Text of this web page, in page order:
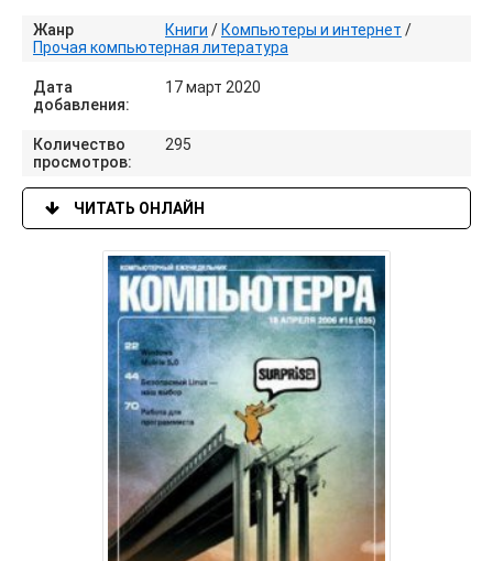
Жанр Книги / Компьютеры и интернет /
Прочая компьютерная литература
Дата
добавления:
17 март 2020
Количество
просмотров:
295
ЧИТАТЬ ОНЛАЙН